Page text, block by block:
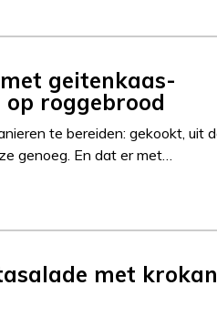
geitenkaas-
op roggebrood
te bereiden: gekookt, uit
genoeg. En dat er met…
met